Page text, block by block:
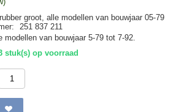
groot, alle modellen van bouwjaar 05-79
251 837 211
modellen van bouwjaar 5-79 tot 7-92.
stuk(s) op voorraad